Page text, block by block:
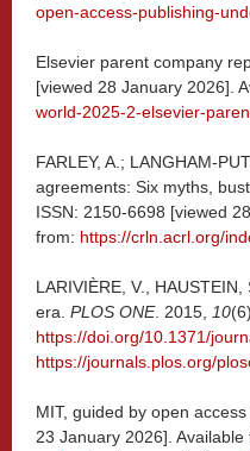
open-access-publishing-
Elsevier parent company
[viewed 28 January 2026].
world-2025-2-elsevier-
FARLEY, A.; LANGHAM-
agreements: Six myths,
ISSN: 2150-6698 [viewed
from: https://crln.acrl.org/
LARIVIÈRE, V.,
era. PLOS ONE. 2015, 10
https://doi.org/10.1371/
https://journals.plos.org/
MIT, guided by open
23 January 2026]. Available